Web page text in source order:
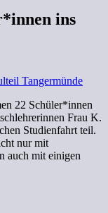
ins
Tangermünde
22 Schüler*innen
Frau K.
Studienfahrt teil.
nur mit
auch mit einigen